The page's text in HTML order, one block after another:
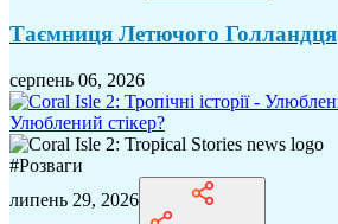
Таємниця Летючого Голландця
серпень 06, 2026
Улюблений стікер?
#Розваги
липень 29, 2026